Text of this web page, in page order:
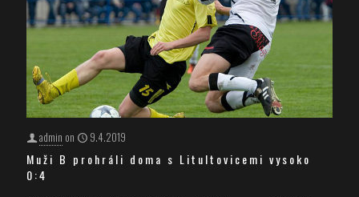
admin on 9.4.2019
Muži B prohráli doma s Litultovicemi vysoko
0:4